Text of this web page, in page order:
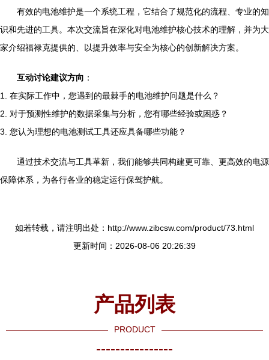
有效的电池维护是一个系统工程，它结合了规范化的流程、专业的知
识和先进的工具。本次交流旨在深化对电池维护核心技术的理解，并为大
家介绍福禄克提供的、以提升效率与安全为核心的创新解决方案。
互动讨论建议方向 ：
1. 在实际工作中，您遇到的最棘手的电池维护问题是什么？
2. 对于预测性维护的数据采集与分析，您有哪些经验或困惑？
3. 您认为理想的电池测试工具还应具备哪些功能？
通过技术交流与工具革新，我们能够共同构建更可靠、更高效的电源
保障体系，为各行各业的稳定运行保驾护航。
如若转载，请注明出处：http://www.zibcsw.com/product/73.html
更新时间：2026-08-06 20:26:39
产品列表
PRODUCT
----------------